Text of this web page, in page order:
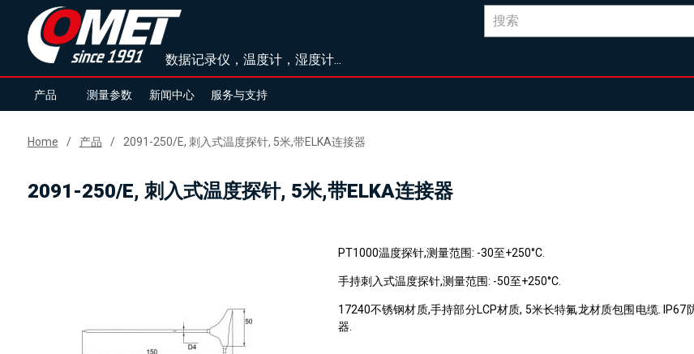
数据记录仪，温度计，湿度计...
产品 测量参数 新闻中心 服务与支持
Home 产品 2091-250/E, 刺入式温度探针, 5米,带ELKA连接器
2091-250/E, 刺入式温度探针, 5米,带ELKA连接器
PT1000温度探针,测量范围: -30至+250°C.
手持刺入式温度探针,测量范围: -50至+250°C.
17240不锈钢材质,手持部分LCP材质, 5米长特氟龙材质包围电缆. IP67
器.